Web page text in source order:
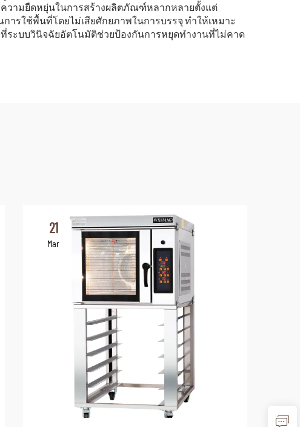
ความยืดหยุ่นในการสร้างผลิตภัณฑ์หลากหลายตั้งแต่
รใช้พื้นที่โดยไม่เสียศักยภาพในการบรรจุ ทำให้เหมาะ
ะบบวินิจฉัยอัตโนมัติช่วยป้องกันการหยุดทำงานที่ไม่คาด
21
Mar